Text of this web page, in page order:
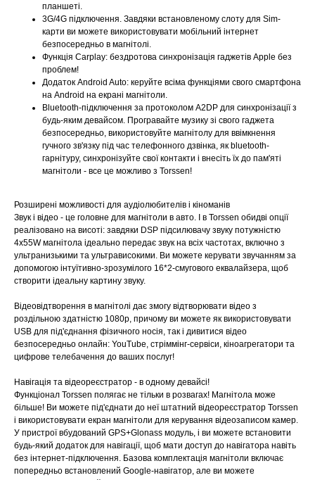
планшеті.
3G/4G підключення. Завдяки встановленому слоту для Sim-
карти ви можете використовувати мобільний інтернет
безпосередньо в магнітолі.
Функція Carplay: бездротова синхронізація гаджетів Apple без
проблем!
Додаток Android Auto: керуйте всіма функціями свого смартфона
на Android на екрані магнітоли.
Bluetooth-підключення за протоколом A2DP для синхронізації з
будь-яким девайсом. Програвайте музику зі свого гаджета
безпосередньо, використовуйте магнітолу для ввімкнення
гучного зв'язку під час телефонного дзвінка, як bluetooth-
гарнітуру, синхронізуйте свої контакти і внесіть їх до пам'яті
магнітоли - все це можливо з Torssen!
Розширені можливості для аудіолюбителів і кіноманів
Звук і відео - це головне для магнітоли в авто. І в Torssen обидві опції
реалізовано на висоті: завдяки DSP підсилювачу звуку потужністю
4х55W магнітола ідеально передає звук на всіх частотах, включно з
ультранизькими та ультрависокими. Ви можете керувати звучанням за
допомогою інтуїтивно-зрозумілого 16*2-смугового еквалайзера, щоб
створити ідеальну картину звуку.
Відеовідтворення в магнітолі дає змогу відтворювати відео з
роздільною здатністю 1080р, причому ви можете як використовувати
USB для під'єднання фізичного носія, так і дивитися відео
безпосередньо онлайн: YouTube, стріммінг-сервіси, кіноагрегатори та
цифрове телебачення до ваших послуг!
Навігація та відеореєстратор - в одному девайсі!
Функціонал Torssen полягає не тільки в розвагах! Магнітола може
більше! Ви можете під'єднати до неї штатний відеореєстратор Torssen
і використовувати екран магнітоли для керування відеозаписом камер.
У пристрої вбудований GPS+Glonass модуль, і ви можете встановити
будь-який додаток для навігації, щоб мати доступ до навігатора навіть
без інтернет-підключення. Базова комплектація магнітоли включає
попередньо встановлений Google-навігатор, але ви можете